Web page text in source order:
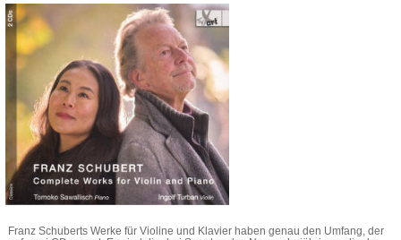
Franz Schuberts Werke für Violine und Klavier haben genau den Umfang, der